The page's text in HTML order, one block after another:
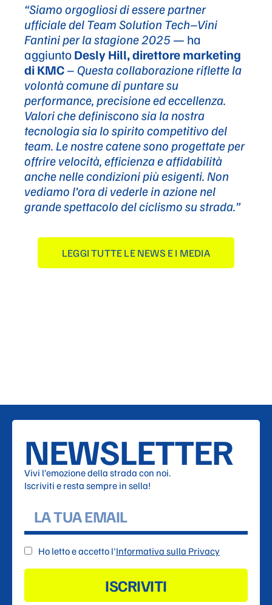
“Siamo orgogliosi di essere partner
ufficiale del Team Solution Tech–Vini
Fantini per la stagione 2025— ha
aggiuntoDesly Hill, direttore marketing
di KMC– Questa collaborazione riflette la
volontà comune di puntare su
performance, precisione ed eccellenza.
Valori che definiscono sia la nostra
tecnologia sia lo spirito competitivo del
team. Le nostre catene sono progettate per
offrire velocità, efficienza e affidabilità
anche nelle condizioni più esigenti. Non
vediamo l’ora di vederle in azione nel
grande spettacolo del ciclismo su strada.”
LEGGI TUTTE LE NEWS E I MEDIA
NEWSLETTER
Vivi l’emozione della strada con noi.
Iscriviti e resta sempre in sella!
Ho letto e accetto l'Informativa sulla Privacy
ISCRIVITI